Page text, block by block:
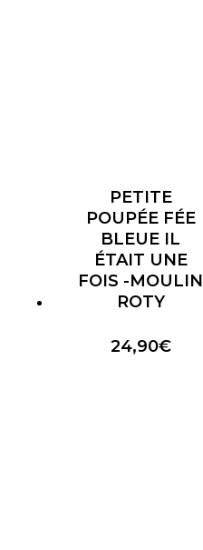
PETITE
POUPÉE FÉE
BLEUE IL
ÉTAIT UNE
FOIS -MOULIN
ROTY
24,90€